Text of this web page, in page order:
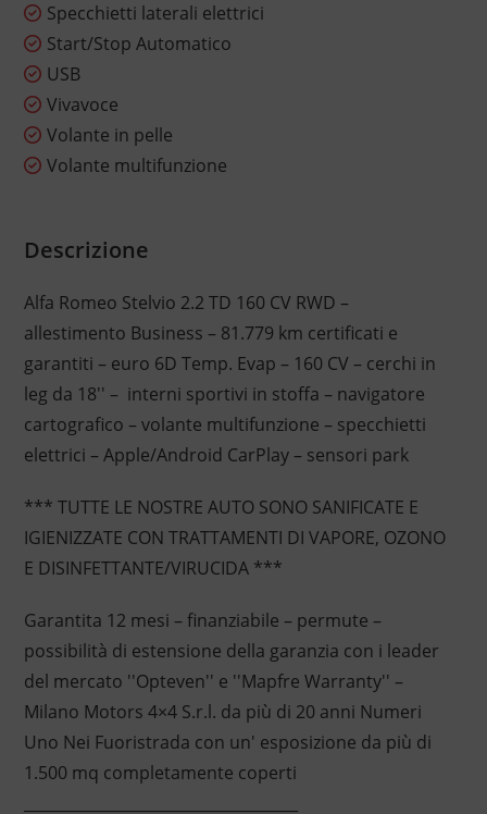
Specchietti laterali elettrici
Start/Stop Automatico
USB
Vivavoce
Volante in pelle
Volante multifunzione
Descrizione
Alfa Romeo Stelvio 2.2 TD 160 CV RWD –
allestimento Business – 81.779 km certificati e
garantiti – euro 6D Temp. Evap – 160 CV – cerchi in
leg da 18'' – interni sportivi in stoffa – navigatore
cartografico – volante multifunzione – specchietti
elettrici – Apple/Android CarPlay – sensori park
*** TUTTE LE NOSTRE AUTO SONO SANIFICATE E
IGIENIZZATE CON TRATTAMENTI DI VAPORE, OZONO
E DISINFETTANTE/VIRUCIDA ***
Garantita 12 mesi – finanziabile – permute –
possibilità di estensione della garanzia con i leader
del mercato ''Opteven'' e ''Mapfre Warranty'' –
Milano Motors 4×4 S.r.l. da più di 20 anni Numeri
Uno Nei Fuoristrada con un' esposizione da più di
1.500 mq completamente coperti